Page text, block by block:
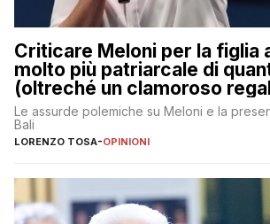
Criticare Meloni per la figlia
molto più patriarcale di
(oltreché un clamoroso
Le assurde polemiche su Meloni e la
Bali
LORENZO TOSA-OPINIONI